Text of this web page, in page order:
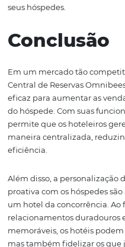
hotel deve ser feita de
específicas do hotel,
objetivos de negócio.
da plataforma e garantir
relevantes sejam
Uma vez que a
usar a Central de
incluir não apenas a
também a importância
ferramenta pode ser